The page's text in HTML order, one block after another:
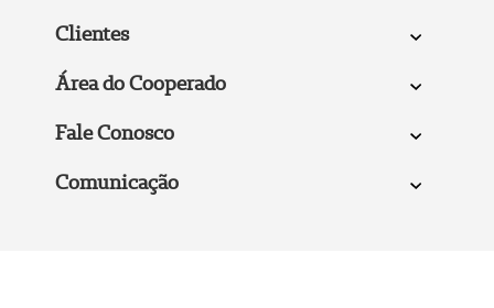
Clientes
Área do Cooperado
Fale Conosco
Comunicação